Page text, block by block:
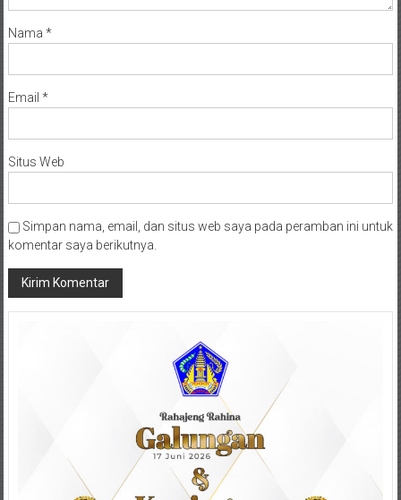
Nama *
Email *
Situs Web
Simpan nama, email, dan situs web saya pada peramban ini untuk
komentar saya berikutnya.